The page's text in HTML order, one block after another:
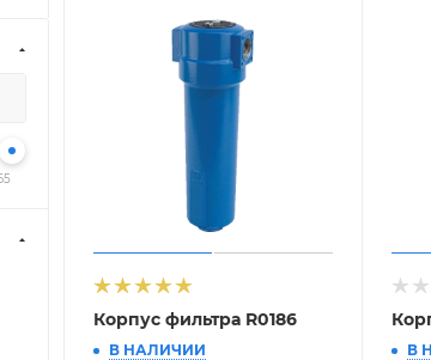
Корпус фильтра R0186
В НАЛИЧИИ
В